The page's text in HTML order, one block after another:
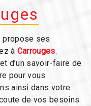
ses
à Carrouges.
d’un savoir-faire de
pour vous
ainsi dans votre
de vos besoins.